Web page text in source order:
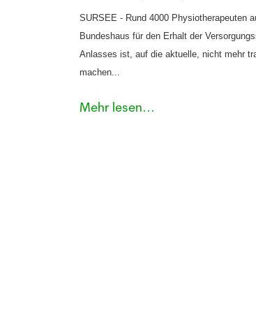
SURSEE - Rund 4000 Physiotherapeuten
Bundeshaus für den Erhalt der
Anlasses ist, auf die aktuelle, nicht mehr
machen...
Mehr lesen...